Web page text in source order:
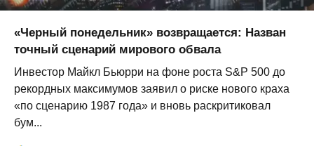
«Черный понедельник» возвращается: Назван
точный сценарий мирового обвала
Инвестор Майкл Бьюрри на фоне роста S&P 500 до
рекордных максимумов заявил о риске нового краха
«по сценарию 1987 года» и вновь раскритиковал
бум...